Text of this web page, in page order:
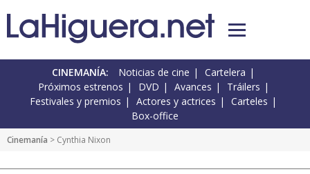
CINEMANÍA: Noticias de cine
Cartelera
Próximos estrenos
DVD Avances
Tráilers
Festivales y premios
Actores y actrices
Carteles
Box-office
Cinemanía > Cynthia Nixon